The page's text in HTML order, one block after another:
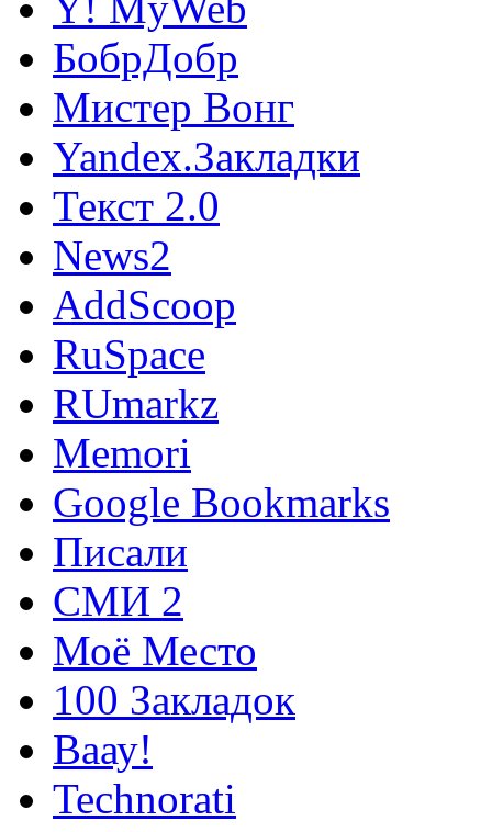
БобрДобр
Мистер Вонг
Yandex.Закладки
Текст 2.0
News2
AddScoop
RuSpace
RUmarkz
Memori
Google Bookmarks
Писали
СМИ 2
Моё Место
100 Закладок
Ваау!
Technorati